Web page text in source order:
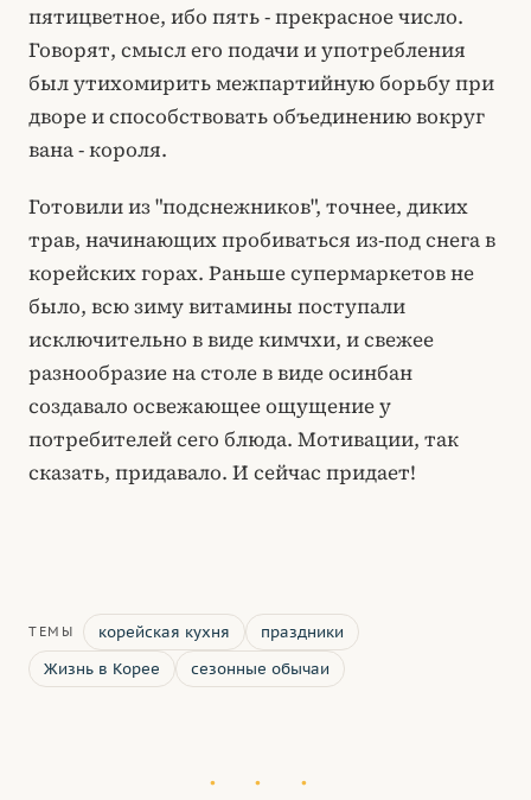
пятицветное, ибо пять - прекрасное число.
Говорят, смысл его подачи и употребления
был утихомирить межпартийную борьбу при
дворе и способствовать объединению вокруг
вана - короля.
Готовили из "подснежников", точнее, диких
трав, начинающих пробиваться из-под снега в
корейских горах. Раньше супермаркетов не
было, всю зиму витамины поступали
исключительно в виде кимчхи, и свежее
разнообразие на столе в виде осинбан
создавало освежающее ощущение у
потребителей сего блюда. Мотивации, так
сказать, придавало. И сейчас придает!
ТЕМЫ корейская кухня
праздники
Жизнь в Корее
сезонные обычаи
· · ·